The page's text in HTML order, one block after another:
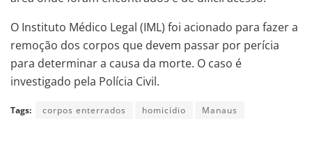
O Instituto Médico Legal (IML) foi acionado para fazer a
remoção dos corpos que devem passar por perícia
para determinar a causa da morte. O caso é
investigado pela Polícia Civil.
Tags: corpos enterrados homicídio Manaus